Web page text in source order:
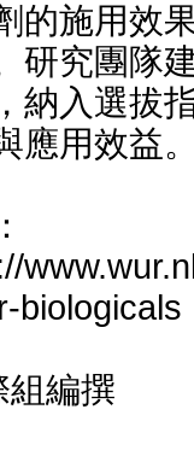
的施用效
研究團隊
納入選拔
應用效益
biologicals
組編撰